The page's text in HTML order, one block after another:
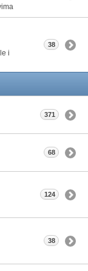
i
38
371
68
124
38